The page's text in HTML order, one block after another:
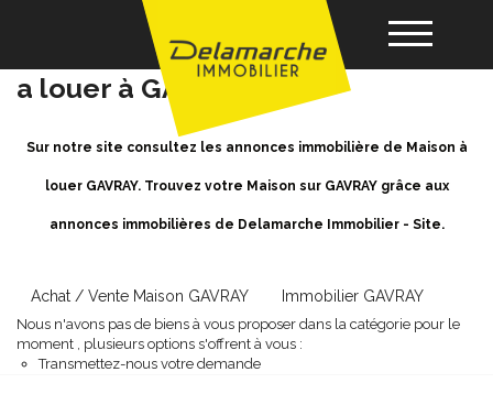
Acheter
Gérance
Location Maison GAVRAY - Maison
a louer à GAVRAY
Sur notre site consultez les annonces immobilière de Maison à
louer GAVRAY. Trouvez votre Maison sur GAVRAY grâce aux
annonces immobilières de Delamarche Immobilier - Site.
Achat / Vente Maison GAVRAY Immobilier GAVRAY
Nous n'avons pas de biens à vous proposer dans la catégorie pour le
moment , plusieurs options s'offrent à vous :
Transmettez-nous votre demande